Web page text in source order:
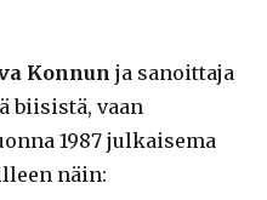
Konnun ja sanoittaja
biisistä, vaan
1987 julkaisema
näin: